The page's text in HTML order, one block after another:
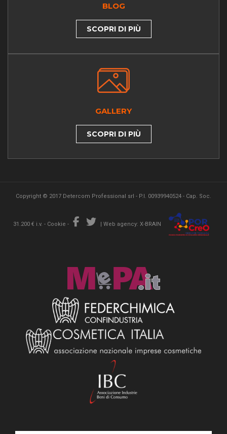
BLOG
SCOPRI DI PIÙ
GALLERY
SCOPRI DI PIÙ
Copyright © 2017 Detercom Professional srl - P.I. 00939940524 - Cap. Soc.
31.200 € i.v. - Cookie - | Web agency: X-BRAIN